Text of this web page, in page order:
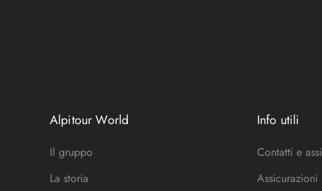
Alpitour World
Il gruppo
La storia
Info utili
Contatti e
Assicurazioni